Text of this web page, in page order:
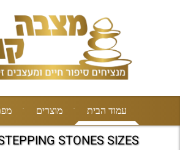
עמוד הבית מוצרים
STONES SIZES<